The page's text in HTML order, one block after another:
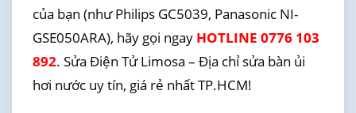
của bạn (như Philips GC5039, Panasonic NI-
GSE050ARA), hãy gọi ngay HOTLINE 0776 103
892. Sửa Điện Tử Limosa – Địa chỉ sửa bàn ủi
hơi nước uy tín, giá rẻ nhất TP.HCM!